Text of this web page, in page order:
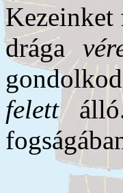
drága
felett